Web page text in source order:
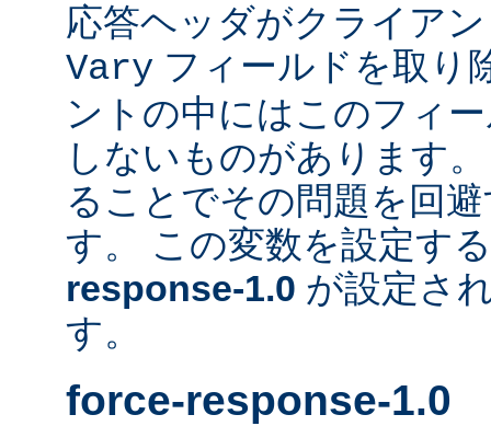
応答ヘッダがクライア
Vary フィールドを取り
ントの中にはこのフィ
しないものがあります
ることでその問題を回
す。 この変数を設定す
response-1.0 が設定さ
す。
force-response-1.0